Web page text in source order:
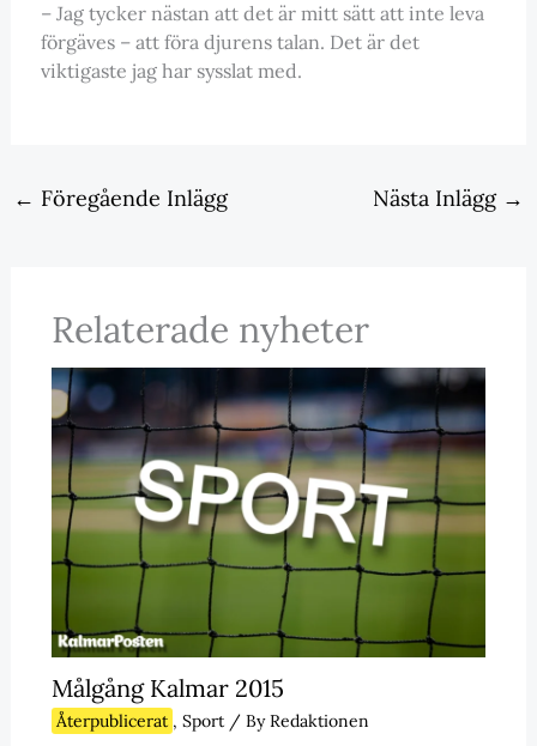
– Jag tycker nästan att det är mitt sätt att inte leva
förgäves – att föra djurens talan. Det är det
viktigaste jag har sysslat med.
← Föregående Inlägg Nästa Inlägg →
Relaterade nyheter
Målgång Kalmar 2015
Återpublicerat , Sport/ ByRedaktionen